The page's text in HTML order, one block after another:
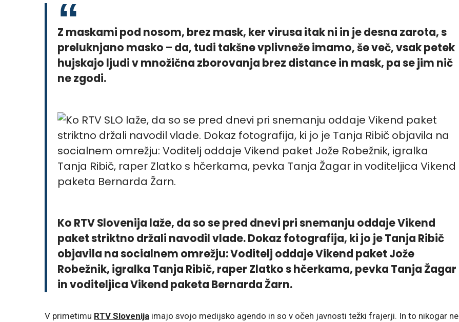
Z maskami pod nosom, brez mask, ker virusa itak ni in je desna zarota, s
preluknjano masko – da, tudi takšne vplivneže imamo, še več, vsak petek
hujskajo ljudi v množična zborovanja brez distance in mask, pa se jim nič
ne zgodi.
Ko RTV Slovenija laže, da so se pred dnevi pri snemanju oddaje Vikend
paket striktno držali navodil vlade. Dokaz fotografija, ki jo je Tanja Ribič
objavila na socialnem omrežju: Voditelj oddaje Vikend paket Jože
Robežnik, igralka Tanja Ribič, raper Zlatko s hčerkama, pevka Tanja Žagar
in voditeljica Vikend paketa Bernarda Žarn.
V primetimu RTV Slovenija imajo svojo medijsko agendo in so v očeh javnosti težki frajerji. In to nikogar ne